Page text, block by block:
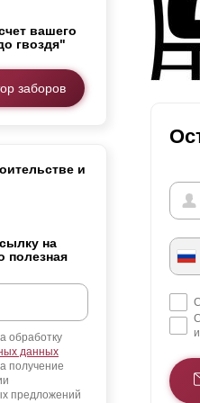
заборы для коттеджей
на участок 10 соток
и ограждения для дома
вашего
гвоздя"
заборов
и
на
полезная
обработку
данных
получение
предложений